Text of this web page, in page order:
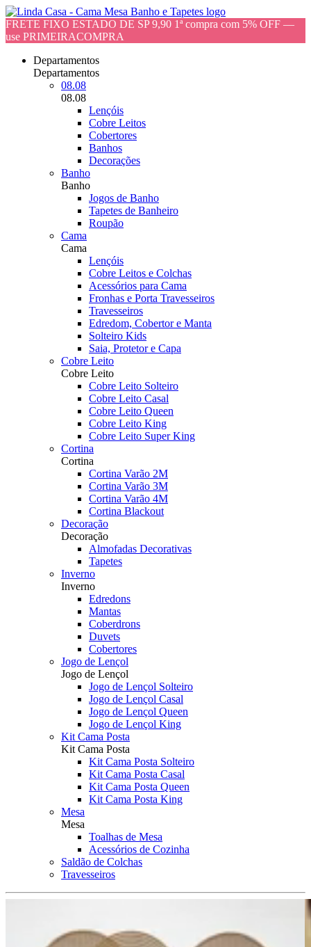
FRETE FIXO ESTADO DE SP 9,90 1ª compra com 5% OFF —
use PRIMEIRACOMPRA
Departamentos
Departamentos
08.08
08.08
Lençóis
Cobre Leitos
Cobertores
Banhos
Decorações
Banho
Banho
Jogos de Banho
Tapetes de Banheiro
Roupão
Cama
Cama
Lençóis
Cobre Leitos e Colchas
Acessórios para Cama
Fronhas e Porta Travesseiros
Travesseiros
Edredom, Cobertor e Manta
Solteiro Kids
Saia, Protetor e Capa
Cobre Leito
Cobre Leito
Cobre Leito Solteiro
Cobre Leito Casal
Cobre Leito Queen
Cobre Leito King
Cobre Leito Super King
Cortina
Cortina
Cortina Varão 2M
Cortina Varão 3M
Cortina Varão 4M
Cortina Blackout
Decoração
Decoração
Almofadas Decorativas
Tapetes
Inverno
Inverno
Edredons
Mantas
Coberdrons
Duvets
Cobertores
Jogo de Lençol
Jogo de Lençol
Jogo de Lençol Solteiro
Jogo de Lençol Casal
Jogo de Lençol Queen
Jogo de Lençol King
Kit Cama Posta
Kit Cama Posta
Kit Cama Posta Solteiro
Kit Cama Posta Casal
Kit Cama Posta Queen
Kit Cama Posta King
Mesa
Mesa
Toalhas de Mesa
Acessórios de Cozinha
Saldão de Colchas
Travesseiros